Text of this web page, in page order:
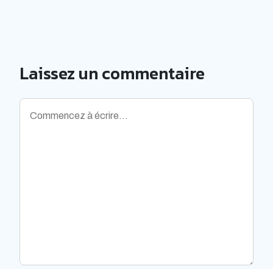
Laissez un commentaire